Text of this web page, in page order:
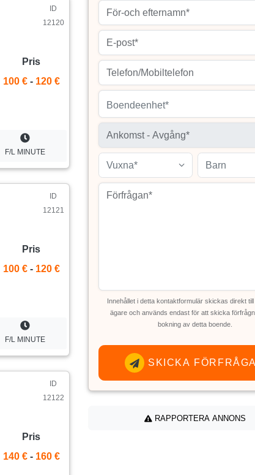
ID
12120
Pris
100 € - 120 €
F/L MINUTE
ID
12121
Pris
100 € - 120 €
F/L MINUTE
ID
12122
Pris
140 € - 160 €
Boendeenhet*
Vuxna* Barn
Innehållet i detta kontaktformulär skickas direkt
ägare och används endast för att skicka
bokning av detta boende.
SKICKA
RAPPORTERA ANNONS